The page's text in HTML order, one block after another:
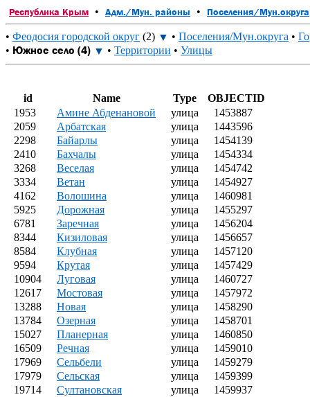
Республика Крым • Адм./Мун. районы • Поселения/Мун.округа
• Феодосия городской округ (2) ▼ • Поселения/Мун.округа •
• Южное село (4) ▼ • Территории • Улицы
id Name Type
OBJECTID
1953
Амине Абденановой улица
1453887
2059
Арбатская улица
1443596
2298
Байарлы улица
1454139
2410
Бахчалы улица
1454334
3268
Веселая улица
1454742
3334
Ветан улица
1454927
4162
Волошина улица
1460981
5925
Дорожная улица
1455297
6781
Заречная улица
1456204
8344
Кизиловая улица
1456657
8584
Клубная улица
1457120
9594
Крутая улица
1457429
10904
Луговая улица
1460727
12617
Мостовая улица
1457972
13288
Новая улица
1458290
13784
Озерная улица
1458701
15027
Планерная улица
1460850
16509
Речная улица
1459010
17969
Сельбели улица
1459279
17979
Сельская улица
1459399
19714
Султановская улица
1459937